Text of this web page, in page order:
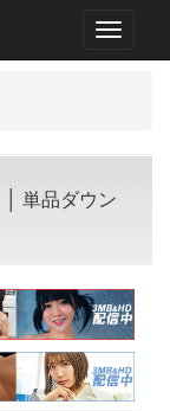
MENU
│ 単品ダウン